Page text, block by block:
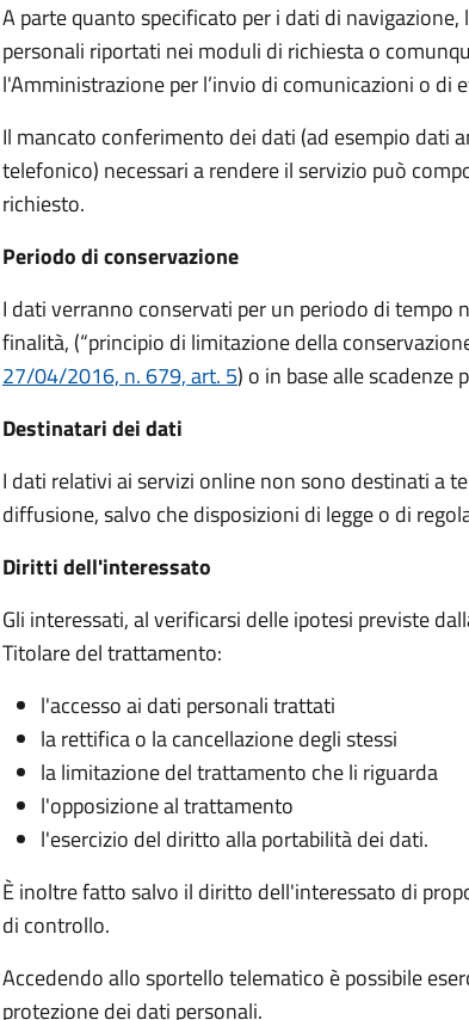
A parte quanto specificato per i dati di
personali riportati nei moduli di richiesta o
l'Amministrazione per l’invio di comunicazioni o di
Il mancato conferimento dei dati (ad esempio dati
telefonico) necessari a rendere il servizio può
richiesto.
Periodo di conservazione
I dati verranno conservati per un periodo di tempo
finalità, (“principio di limitazione della
27/04/2016, n. 679, art. 5) o in base alle scadenze
Destinatari dei dati
I dati relativi ai servizi online non sono destinati a
diffusione, salvo che disposizioni di legge o di
Diritti dell'interessato
Gli interessati, al verificarsi delle ipotesi previste
Titolare del trattamento:
l'accesso ai dati personali trattati
la rettifica o la cancellazione degli stessi
la limitazione del trattamento che li riguarda
l'opposizione al trattamento
l'esercizio del diritto alla portabilità dei dati.
È inoltre fatto salvo il diritto dell'interessato di
di controllo.
Accedendo allo sportello telematico è possibile
protezione dei dati personali.